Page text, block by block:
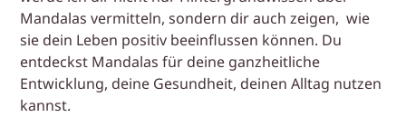
Mandalas vermitteln, sondern dir auch zeigen, wie
sie dein Leben positiv beeinflussen können. Du
entdeckst Mandalas für deine ganzheitliche
Entwicklung, deine Gesundheit, deinen Alltag nutzen
kannst.